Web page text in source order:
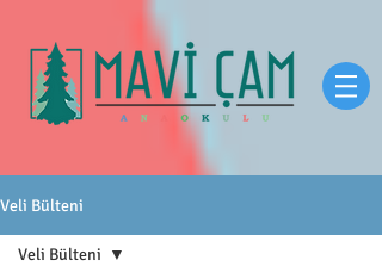
Veli Bülteni
Veli Bülteni